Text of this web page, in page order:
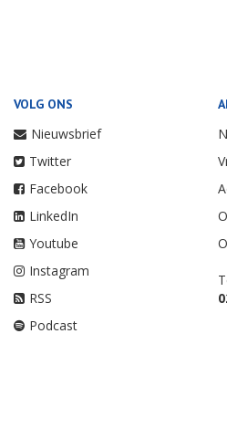
VOLG ONS
Nieuwsbrief
Twitter
Facebook
LinkedIn
Youtube
Instagram
RSS
Podcast